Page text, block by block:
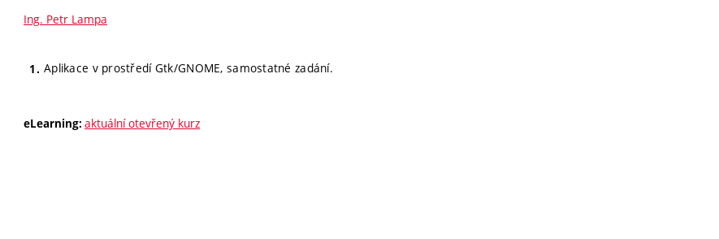
Ing. Petr Lampa
Aplikace v prostředí Gtk/GNOME, samostatné zadání.
eLearning: aktuální otevřený kurz